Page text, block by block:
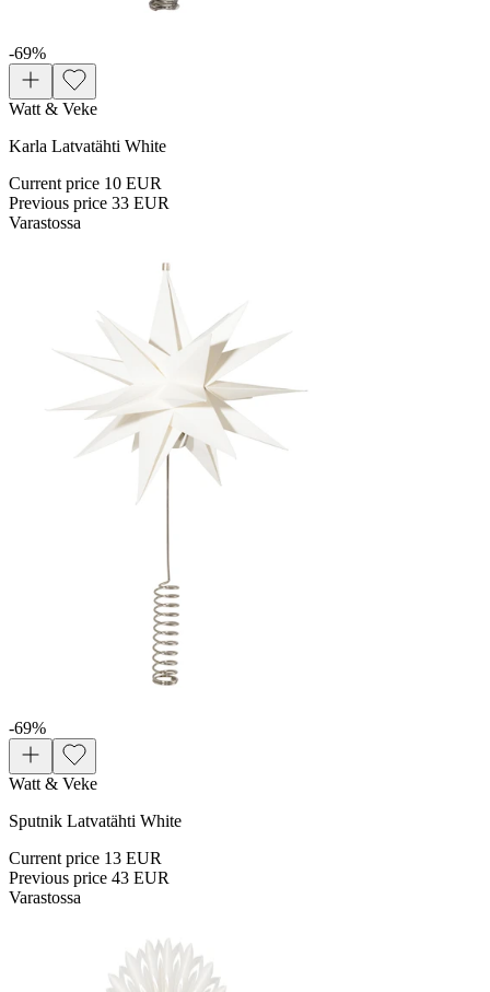
-69%
Watt & Veke
Karla Latvatähti White
Current price 10 EUR
Previous price 33 EUR
Varastossa
-69%
Watt & Veke
Sputnik Latvatähti White
Current price 13 EUR
Previous price 43 EUR
Varastossa